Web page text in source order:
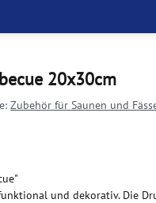
20x30cm
Zubehör für Saunen und
und dekorativ. Die